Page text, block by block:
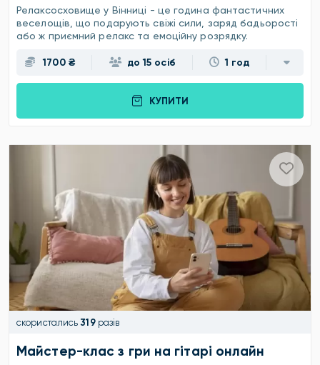
Релаксосховище у Вінниці - це година фантастичних
веселощів, що подарують свіжі сили, заряд бадьорості
або ж приємний релакс та емоційну розрядку.
1700 ₴ до 15 осіб 1 год
КУПИТИ
скористались 319разів
Майстер-клас з гри на гітарі онлайн